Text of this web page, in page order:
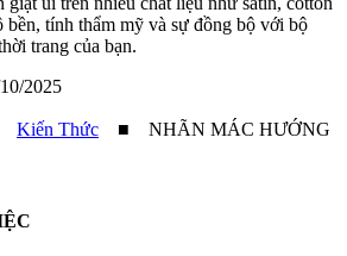
bền, tính thẩm mỹ và sự đồng bộ với bộ
trang của bạn.
2025
Kiến Thức ■ NHÃN MÁC HƯỚNG